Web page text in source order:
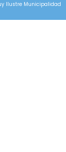
Ilustre Municipalidad